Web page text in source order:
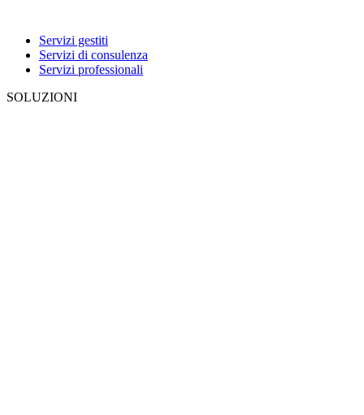
Servizi gestiti
Servizi di consulenza
Servizi professionali
SOLUZIONI